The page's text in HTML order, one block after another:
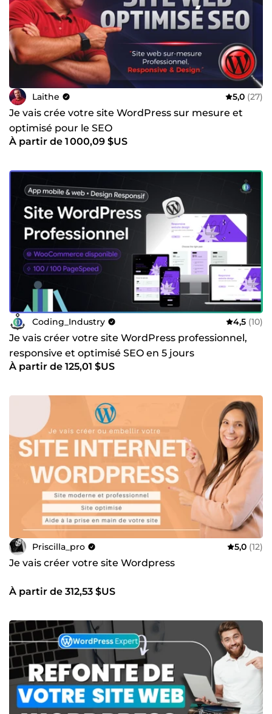
Laithe 5,0 (27)
Je vais crée votre site WordPress sur mesure et
optimisé pour le SEO
À partir de 1 000,09 $US
Coding_Industry 4,5 (10)
Je vais créer votre site WordPress professionnel,
responsive et optimisé SEO en 5 jours
À partir de 125,01 $US
Priscilla_pro 5,0 (12)
Je vais créer votre site Wordpress
À partir de 312,53 $US